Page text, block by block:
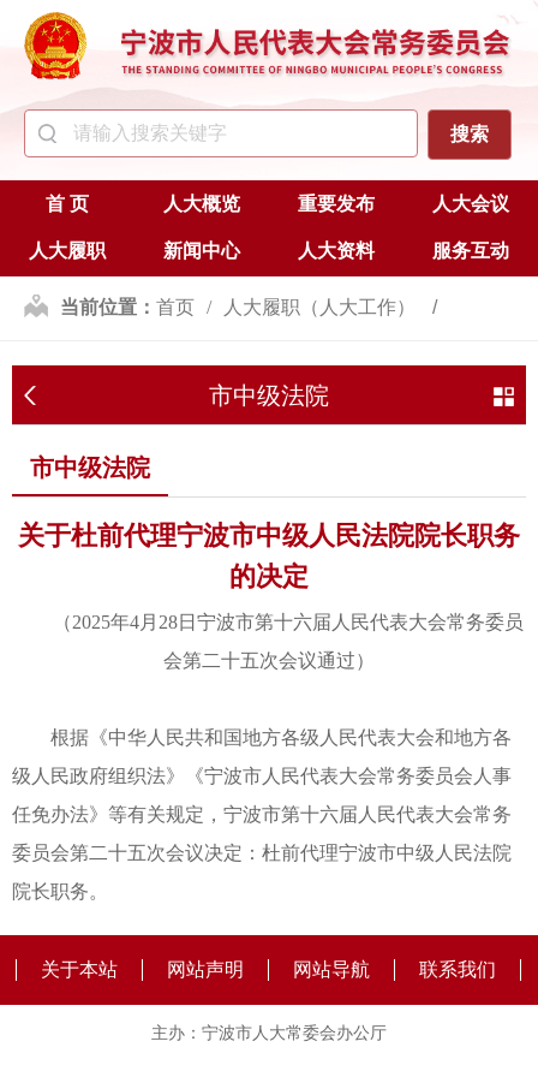
首 页 人大概览 重要发布 人大会议
人大履职 新闻中心 人大资料 服务互动
当前位置： 首页 人大履职（人大工作）
人事任免 市中级法院
市中级法院
市中级法院
关于杜前代理宁波市中级人民法院院长职务
的决定
（2025年4月28日宁波市第十六届人民代表大会常务委员
会第二十五次会议通过）
根据《中华人民共和国地方各级人民代表大会和地方各
级人民政府组织法》《宁波市人民代表大会常务委员会人事
任免办法》等有关规定，宁波市第十六届人民代表大会常务
委员会第二十五次会议决定：杜前代理宁波市中级人民法院
院长职务。
关于本站 网站声明 网站导航 联系我们
主办：宁波市人大常委会办公厅